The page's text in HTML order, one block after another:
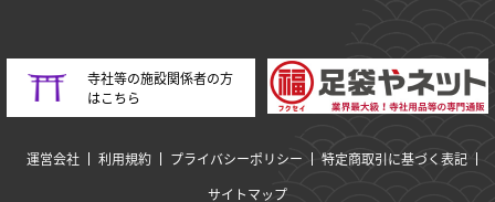
寺社等の施設関係者の方
はこちら
運営会社 利用規約 プライバシーポリシー
特定商取引に基づく表記
サイトマップ